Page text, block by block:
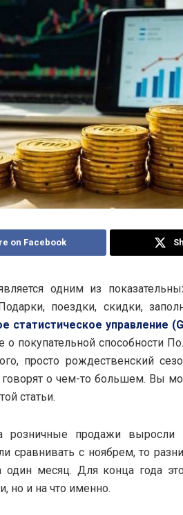
on Facebook
одним из
поездки, скидки,
статистическое управление
о покупательной способности
просто рождественский
о чем-то большем. Вы
статьи.
розничные продажи
сравнивать с ноябрем, то
один месяц. Для конца года
но и на что именно.